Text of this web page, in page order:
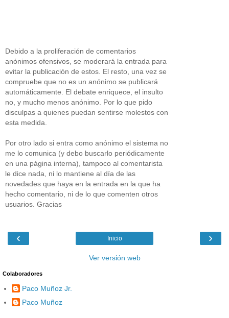
Debido a la proliferación de comentarios
anónimos ofensivos, se moderará la entrada para
evitar la publicación de estos. El resto, una vez se
compruebe que no es un anónimo se publicará
automáticamente. El debate enriquece, el insulto
no, y mucho menos anónimo. Por lo que pido
disculpas a quienes puedan sentirse molestos con
esta medida.
Por otro lado si entra como anónimo el sistema no
me lo comunica (y debo buscarlo periódicamente
en una página interna), tampoco al comentarista
le dice nada, ni lo mantiene al día de las
novedades que haya en la entrada en la que ha
hecho comentario, ni de lo que comenten otros
usuarios. Gracias
‹ ›
Inicio
Ver versión web
Colaboradores
Paco Muñoz Jr.
Paco Muñoz